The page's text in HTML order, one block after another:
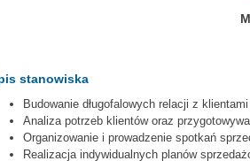
stanowiska
Budowanie długofalowych relacji z
Analiza potrzeb klientów oraz
Organizowanie i prowadzenie spotkań
Realizacja indywidualnych planów